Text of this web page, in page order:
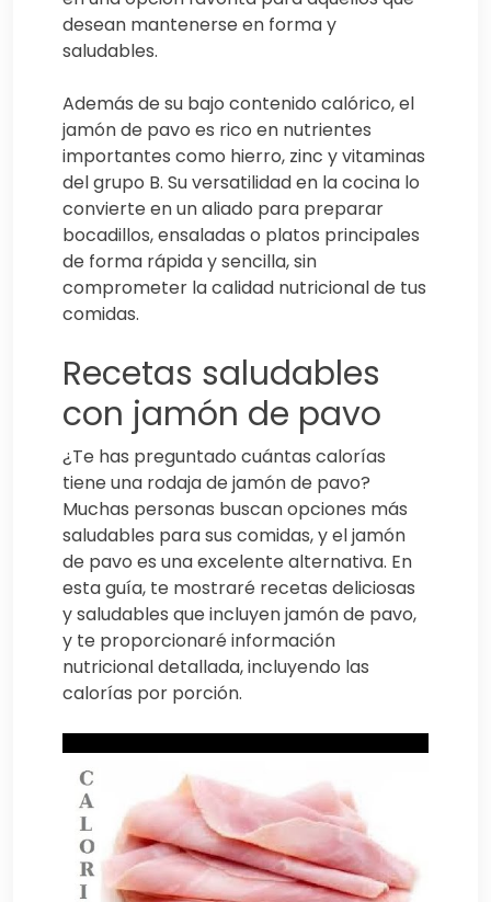
desean mantenerse en forma y
saludables.
Además de su bajo contenido calórico, el
jamón de pavo es rico en nutrientes
importantes como hierro, zinc y vitaminas
del grupo B. Su versatilidad en la cocina lo
convierte en un aliado para preparar
bocadillos, ensaladas o platos principales
de forma rápida y sencilla, sin
comprometer la calidad nutricional de tus
comidas.
Recetas saludables
con jamón de pavo
¿Te has preguntado cuántas calorías
tiene una rodaja de jamón de pavo?
Muchas personas buscan opciones más
saludables para sus comidas, y el jamón
de pavo es una excelente alternativa. En
esta guía, te mostraré recetas deliciosas
y saludables que incluyen jamón de pavo,
y te proporcionaré información
nutricional detallada, incluyendo las
calorías por porción.